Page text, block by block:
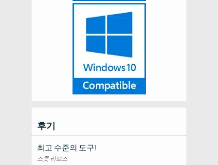
후기
최고 수준의 도구!
스콧 리브스